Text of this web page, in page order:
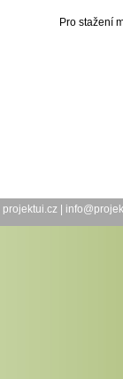
Pro stažení
projektui.cz